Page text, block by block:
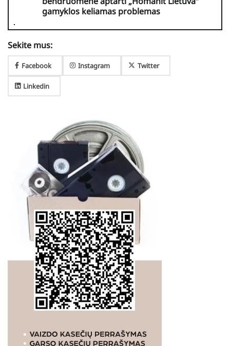
gamyklos keliamas problemas
Sekite mus:
Facebook Instagram Twitter
Linkedin